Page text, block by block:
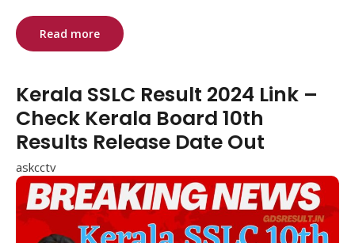
Read more
Kerala SSLC Result 2024 Link –
Check Kerala Board 10th
Results Release Date Out
askcctv